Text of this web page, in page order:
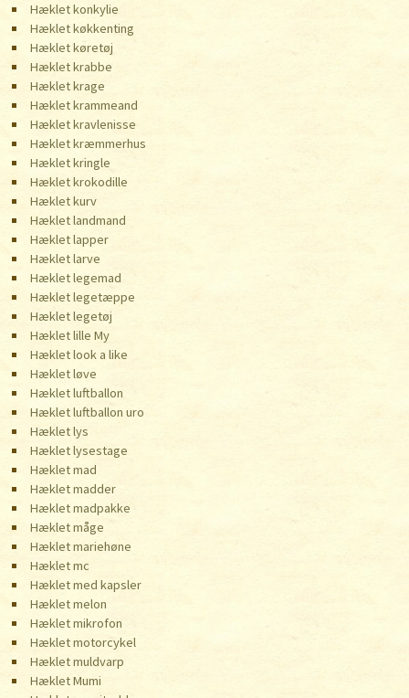
Hæklet konkylie
Hæklet køkkenting
Hæklet køretøj
Hæklet krabbe
Hæklet krage
Hæklet krammeand
Hæklet kravlenisse
Hæklet kræmmerhus
Hæklet kringle
Hæklet krokodille
Hæklet kurv
Hæklet landmand
Hæklet lapper
Hæklet larve
Hæklet legemad
Hæklet legetæppe
Hæklet legetøj
Hæklet lille My
Hæklet look a like
Hæklet løve
Hæklet luftballon
Hæklet luftballon uro
Hæklet lys
Hæklet lysestage
Hæklet mad
Hæklet madder
Hæklet madpakke
Hæklet måge
Hæklet mariehøne
Hæklet mc
Hæklet med kapsler
Hæklet melon
Hæklet mikrofon
Hæklet motorcykel
Hæklet muldvarp
Hæklet Mumi